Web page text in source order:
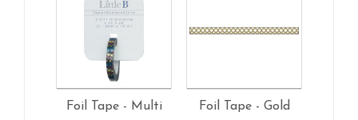
Foil Tape - Multi
Foil Tape - Gold